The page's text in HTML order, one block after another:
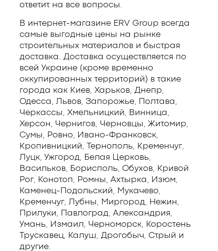
ответит на все вопросы.
В интернет-магазине ERV Group всегда
самые выгодные цены на рынке
строительных материалов и быстрая
доставка. Доставка осуществляется по
всей Украине (кроме временно
оккупированных территорий) в такие
города как Киев, Харьков, Днепр,
Одесса, Львов, Запорожье, Полтава,
Черкассы, Хмельницкий, Винница,
Херсон, Чернигов, Черновцы, Житомир,
Сумы, Ровно, Ивано-Франковск,
Кропивницкий, Тернополь, Кременчуг,
Луцк, Ужгород, Белая Церковь,
Васильков, Борисполь, Обухов, Кривой
Рог, Конотоп, Ромны, Ахтырка, Изюм,
Каменец-Подольский, Мукачево,
Кременчуг, Лубны, Миргород, Нежин,
Прилуки, Павлоград, Александрия,
Умань, Измаил, Черноморск, Коростень
Трускавец, Калуш, Дрогобыч, Стрый и
другие.